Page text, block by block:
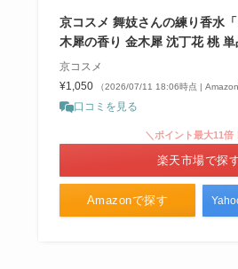
京コスメ 舞妓さんの練り香水
木犀の香り 金木犀 沈丁花 桃
京コスメ
¥1,050
（2026/07/11 18:06時点 | Amazon
口コミを見る
Amazonで探す
＼ポイント最大11倍
楽天市場で探